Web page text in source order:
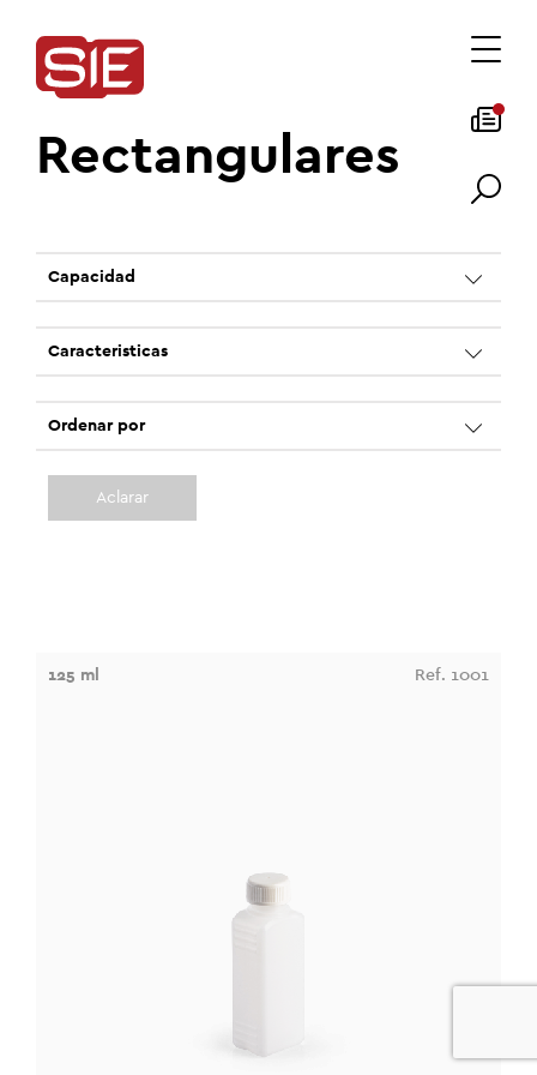
Rectangulares
Capacidad
Caracteristicas
Ordenar por
Aclarar
125 ml Ref. 1001